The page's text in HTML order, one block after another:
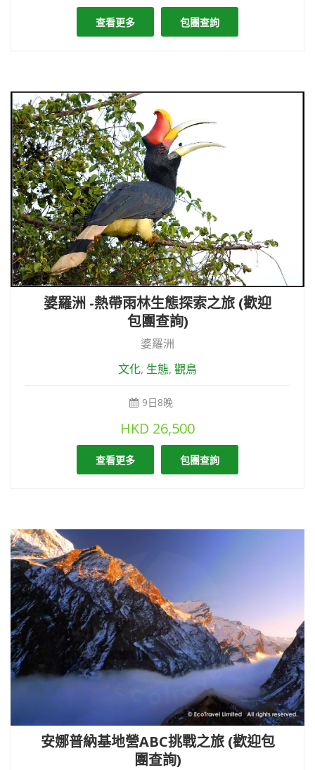
查看更多 包團查詢
婆羅洲 -熱帶雨林生態探索之旅 (歡迎
包團查詢)
婆羅洲
文化, 生態, 觀鳥
9日8晚
HKD 26,500
查看更多 包團查詢
安娜普納基地營ABC挑戰之旅 (歡迎包
團查詢)